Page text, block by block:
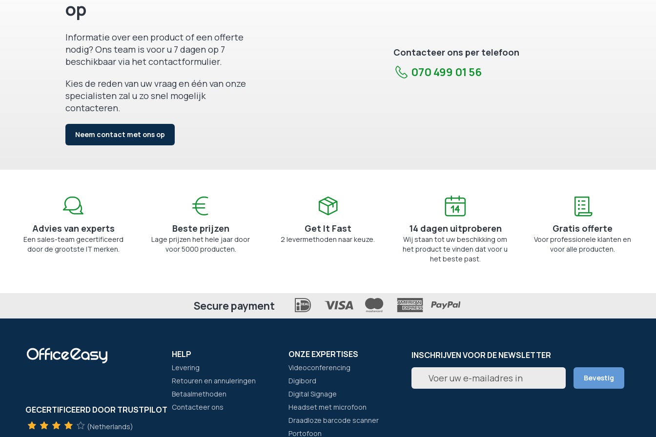
op
Informatie over een product of een offerte
nodig? Ons team is voor u 7 dagen op 7
beschikbaar via het contactformulier.
Kies de reden van uw vraag en één van onze
specialisten zal u zo snel mogelijk
contacteren.
Neem contact met ons op
Contacteer ons per telefoon
070 499 01 56
Advies van experts
Een sales-team gecertificeerd
door de grootste IT merken.
Beste prijzen
Lage prijzen het hele jaar door
voor 5000 producten.
Get It Fast
2 levermethoden naar keuze.
14 dagen uitproberen
Wij staan tot uw beschikking om
het product te vinden dat voor u
het beste past.
Gratis offerte
Voor professionele klanten en
voor alle producten.
Secure payment
GECERTIFICEERD DOOR TRUSTPILOT
(Netherlands)
HELP
Levering
Retouren en annuleringen
Betaalmethoden
Contacteer ons
ONZE EXPERTISES
Videoconferencing
Digibord
Digital Signage
Headset met microfoon
Draadloze barcode scanner
Portofoon
INSCHRIJVEN VOOR DE NEWSLETTER
Abonneer
op
Bevestig